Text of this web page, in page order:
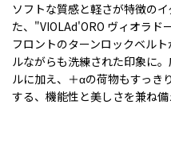
ソフトな質感と軽さが特徴の
た、"VIOLAd'ORO ヴィオラド
フロントのターンロックベル
ルながらも洗練された印象に
ルに加え、＋αの荷物もすっき
する、機能性と美しさを兼ね備